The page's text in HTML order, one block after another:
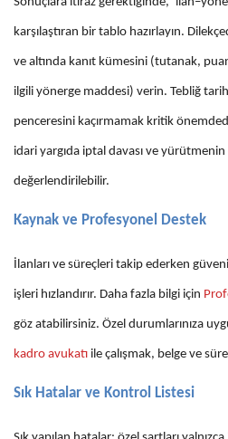
karşılaştıran bir tablo hazırlayın.
ve altında kanıt kümesini (tutanak,
ilgili yönerge maddesi) verin. Tebliğ
penceresini kaçırmamak kritik
idari yargıda iptal davası ve
değerlendirilebilir.
Kaynak ve Profesyonel Destek
İlanları ve süreçleri takip ederken
işleri hızlandırır. Daha fazla bilgi için
göz atabilirsiniz. Özel durumlarınıza
kadro avukatı ile çalışmak, belge ve
Sık Hatalar ve Kontrol Listesi